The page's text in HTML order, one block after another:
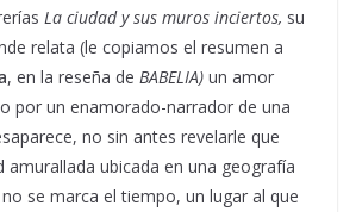
La ciudad y sus muros inciertos, su
relata (le copiamos el resumen a
, en la reseña de BABELIA) un amor
por un enamorado-narrador de una
no sin antes revelarle que
amurallada ubicada en una geografía
se marca el tiempo, un lugar al que